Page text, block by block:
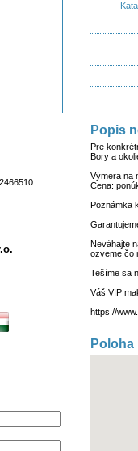
Popis
Pre
Bory a
Výmera na
Cena:
Poznámka
Neváhajte
ozveme čo
Tešíme sa
Váš VIP
https://